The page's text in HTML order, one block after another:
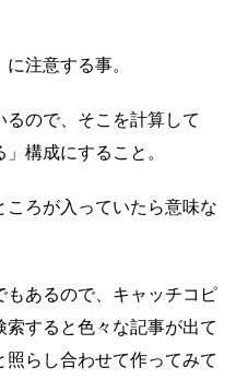
注意する事。
ので、そこを計算して
構成にすること。
ろが入っていたら意味な
もあるので、キャッチコピ
すると色々な記事が出て
照らし合わせて作ってみて